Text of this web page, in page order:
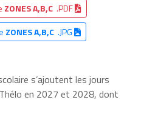
ZONES A,B,C .PDF
ZONES A,B,C.JPG
s’ajoutent les jours
en 2027 et 2028, dont